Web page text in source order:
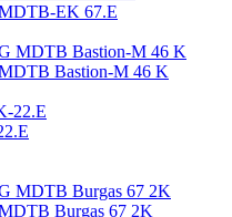
EK 67.E
Bastion-M 46 K
Burgas 67 2K